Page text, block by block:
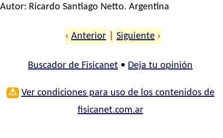
Autor: Ricardo Santiago Netto. Argentina
‹ Anterior Siguiente ›
Buscador de Fisicanet • Deja tu opinión
⚠ Ver condiciones para uso de los contenidos de
fisicanet.com.ar